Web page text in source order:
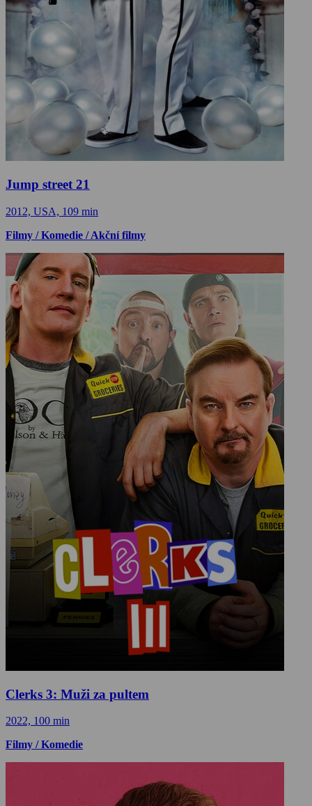
Jump street 21
2012, USA, 109 min
Filmy / Komedie / Akční filmy
Clerks 3: Muži za pultem
2022, 100 min
Filmy / Komedie